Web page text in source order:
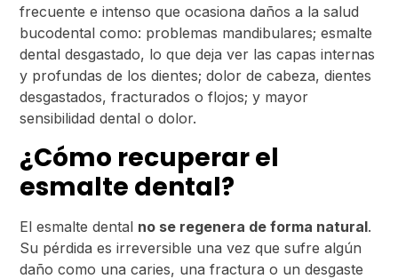
frecuente e intenso que ocasiona daños a la salud
bucodental como: problemas mandibulares; esmalte
dental desgastado, lo que deja ver las capas internas
y profundas de los dientes; dolor de cabeza, dientes
desgastados, fracturados o flojos; y mayor
sensibilidad dental o dolor.
¿Cómo recuperar el
esmalte dental?
El esmalte dental no se regenera de forma natural.
Su pérdida es irreversible una vez que sufre algún
daño como una caries, una fractura o un desgaste